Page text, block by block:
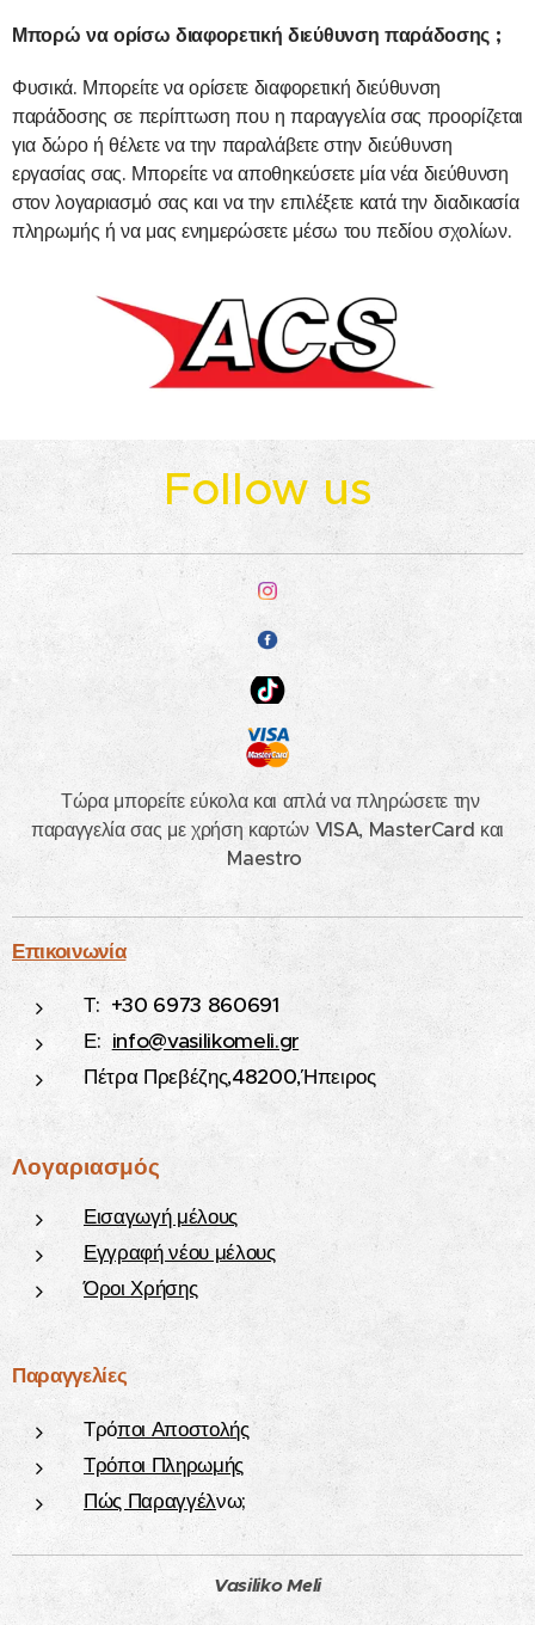
Μπορώ να ορίσω διαφορετική διεύθυνση παράδοσης ;
Φυσικά. Μπορείτε να ορίσετε διαφορετική διεύθυνση
παράδοσης σε περίπτωση που η παραγγελία σας προορίζεται
για δώρο ή θέλετε να την παραλάβετε στην διεύθυνση
εργασίας σας. Μπορείτε να αποθηκεύσετε μία νέα διεύθυνση
στον λογαριασμό σας και να την επιλέξετε κατά την διαδικασία
πληρωμής ή να μας ενημερώσετε μέσω του πεδίου σχολίων.
Follow us
Τώρα μπορείτε εύκολα και απλά να πληρώσετε την
παραγγελία σας με χρήση καρτών VISA, MasterCard και
Maestro
Επικοινωνία
Τ: +30 6973 860691
Ε: info@vasilikomeli.gr
Πέτρα Πρεβέζης,48200,Ήπειρος
Λογαριασμός
Εισαγωγή μέλους
Εγγραφή νέου μέλους
Όροι Χρήσης
Παραγγελίες
Τρόποι Αποστολής
Τρόποι Πληρωμής
Πώς Παραγγέλνω;
Vasiliko Meli